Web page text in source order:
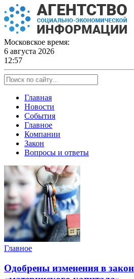
Skip
to
content
Московское время:
6 августа 2026
12:57
Главная
Новости
События
Главное
Компании
Закон
Вопросы и ответы
Главное
Одобрены изменения в